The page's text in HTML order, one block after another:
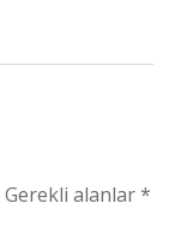
Gerekli alanlar*